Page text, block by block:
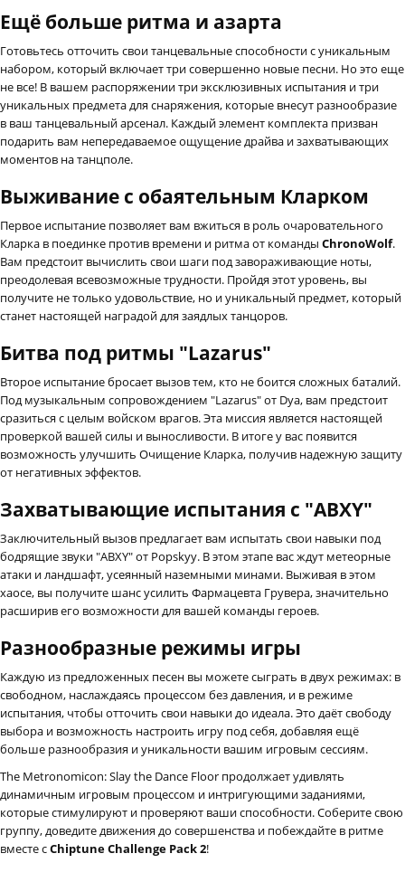
Ещё больше ритма и азарта
Готовьтесь отточить свои танцевальные способности с уникальным
набором, который включает три совершенно новые песни. Но это еще
не все! В вашем распоряжении три эксклюзивных испытания и три
уникальных предмета для снаряжения, которые внесут разнообразие
в ваш танцевальный арсенал. Каждый элемент комплекта призван
подарить вам непередаваемое ощущение драйва и захватывающих
моментов на танцполе.
Выживание с обаятельным Кларком
Первое испытание позволяет вам вжиться в роль очаровательного
Кларка в поединке против времени и ритма от команды ChronoWolf.
Вам предстоит вычислить свои шаги под завораживающие ноты,
преодолевая всевозможные трудности. Пройдя этот уровень, вы
получите не только удовольствие, но и уникальный предмет, который
станет настоящей наградой для заядлых танцоров.
Битва под ритмы "Lazarus"
Второе испытание бросает вызов тем, кто не боится сложных баталий.
Под музыкальным сопровождением "Lazarus" от Dya, вам предстоит
сразиться с целым войском врагов. Эта миссия является настоящей
проверкой вашей силы и выносливости. В итоге у вас появится
возможность улучшить Очищение Кларка, получив надежную защиту
от негативных эффектов.
Захватывающие испытания с "ABXY"
Заключительный вызов предлагает вам испытать свои навыки под
бодрящие звуки "ABXY" от Popskyy. В этом этапе вас ждут метеорные
атаки и ландшафт, усеянный наземными минами. Выживая в этом
хаосе, вы получите шанс усилить Фармацевта Грувера, значительно
расширив его возможности для вашей команды героев.
Разнообразные режимы игры
Каждую из предложенных песен вы можете сыграть в двух режимах: в
свободном, наслаждаясь процессом без давления, и в режиме
испытания, чтобы отточить свои навыки до идеала. Это даёт свободу
выбора и возможность настроить игру под себя, добавляя ещё
больше разнообразия и уникальности вашим игровым сессиям.
The Metronomicon: Slay the Dance Floor продолжает удивлять
динамичным игровым процессом и интригующими заданиями,
которые стимулируют и проверяют ваши способности. Соберите свою
группу, доведите движения до совершенства и побеждайте в ритме
вместе сChiptune Challenge Pack 2!